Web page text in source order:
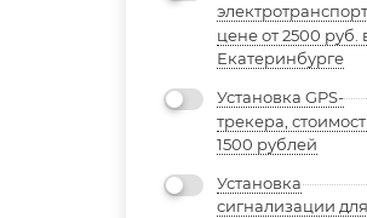
цене от 2500 руб.
Екатеринбурге
Установка GPS-
трекера,
1500 рублей
Установка
сигнализации для